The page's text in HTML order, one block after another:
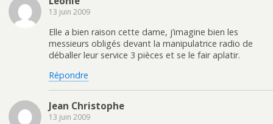
13 juin 2009
Elle a bien raison cette dame, j’imagine bien les
messieurs obligés devant la manipulatrice radio de
déballer leur service 3 pièces et se le fair aplatir.
Répondre
Jean Christophe
13 juin 2009